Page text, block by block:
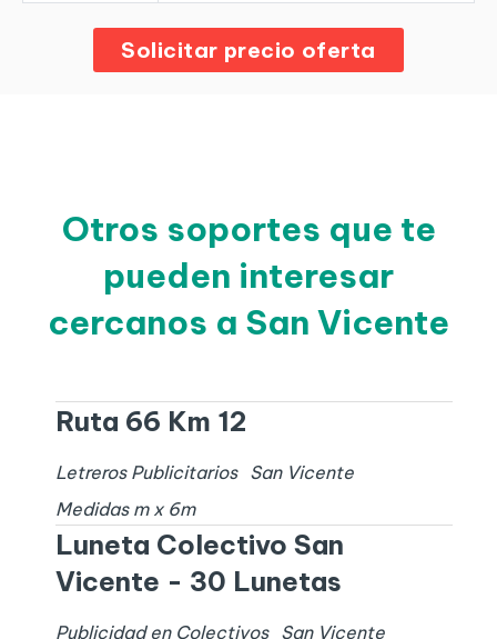
Solicitar precio oferta
Otros soportes que te
pueden interesar
cercanos a San Vicente
Ruta 66 Km 12
Letreros Publicitarios
San Vicente
Medidas m x 6m
Luneta Colectivo San
Vicente - 30 Lunetas
Publicidad en Colectivos San Vicente